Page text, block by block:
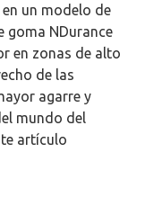
un modelo de
goma NDurance
en zonas de alto
de las
agarre y
mundo del
artículo